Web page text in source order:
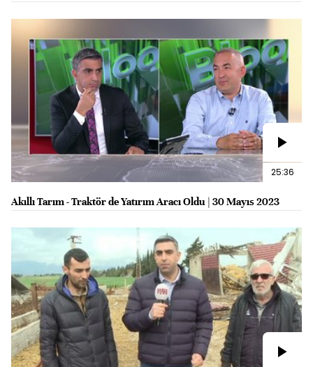
25:36
Akıllı Tarım - Traktör de Yatırım Aracı Oldu | 30 Mayıs 2023